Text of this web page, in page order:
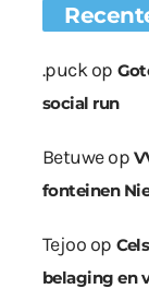
.puckop
social run
Betuweop
fonteinen
Tejoo op
belaging en